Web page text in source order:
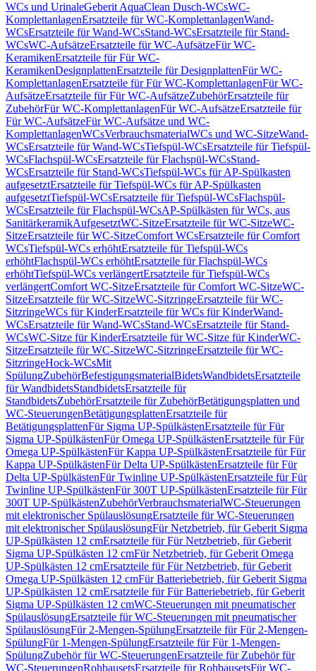
WCs und UrinaleGeberit AquaClean Dusch-WCsWC-
KomplettanlagenErsatzteile für WC-KomplettanlagenWand-
WCsErsatzteile für Wand-WCsStand-WCsErsatzteile für Stand-
WCsWC-AufsätzeErsatzteile für WC-AufsätzeFür WC-
KeramikenErsatzteile für Für WC-
KeramikenDesignplattenErsatzteile für DesignplattenFür WC-
KomplettanlagenErsatzteile für Für WC-KomplettanlagenFür WC-
AufsätzeErsatzteile für Für WC-AufsätzeZubehörErsatzteile für
ZubehörFür WC-KomplettanlagenFür WC-AufsätzeErsatzteile für
Für WC-AufsätzeFür WC-Aufsätze und WC-
KomplettanlagenWCsVerbrauchsmaterialWCs und WC-SitzeWand-
WCsErsatzteile für Wand-WCsTiefspül-WCsErsatzteile für Tiefspül-
WCsFlachspül-WCsErsatzteile für Flachspül-WCsStand-
WCsErsatzteile für Stand-WCsTiefspül-WCs für AP-Spülkasten
aufgesetztErsatzteile für Tiefspül-WCs für AP-Spülkasten
aufgesetztTiefspül-WCsErsatzteile für Tiefspül-WCsFlachspül-
WCsErsatzteile für Flachspül-WCsAP-Spülkästen für WCs, aus
SanitärkeramikAufgesetztWC-SitzeErsatzteile für WC-SitzeWC-
SitzeErsatzteile für WC-SitzeComfort WCsErsatzteile für Comfort
WCsTiefspül-WCs erhöhtErsatzteile für Tiefspül-WCs
erhöhtFlachspül-WCs erhöhtErsatzteile für Flachspül-WCs
erhöhtTiefspül-WCs verlängertErsatzteile für Tiefspül-WCs
verlängertComfort WC-SitzeErsatzteile für Comfort WC-SitzeWC-
SitzeErsatzteile für WC-SitzeWC-SitzringeErsatzteile für WC-
SitzringeWCs für KinderErsatzteile für WCs für KinderWand-
WCsErsatzteile für Wand-WCsStand-WCsErsatzteile für Stand-
WCsWC-Sitze für KinderErsatzteile für WC-Sitze für KinderWC-
SitzeErsatzteile für WC-SitzeWC-SitzringeErsatzteile für WC-
SitzringeHock-WCsMit
SpülungZubehörBefestigungsmaterialBidetsWandbidetsErsatzteile
für WandbidetsStandbidetsErsatzteile für
StandbidetsZubehörErsatzteile für ZubehörBetätigungsplatten und
WC-SteuerungenBetätigungsplattenErsatzteile für
BetätigungsplattenFür Sigma UP-SpülkästenErsatzteile für Für
Sigma UP-SpülkästenFür Omega UP-SpülkästenErsatzteile für Für
Omega UP-SpülkästenFür Kappa UP-SpülkästenErsatzteile für Für
Kappa UP-SpülkästenFür Delta UP-SpülkästenErsatzteile für Für
Delta UP-SpülkästenFür Twinline UP-SpülkästenErsatzteile für Für
Twinline UP-SpülkästenFür 300T UP-SpülkästenErsatzteile für Für
300T UP-SpülkästenZubehörVerbrauchsmaterialWC-Steuerungen
mit elektronischer SpülauslösungErsatzteile für WC-Steuerungen
mit elektronischer SpülauslösungFür Netzbetrieb, für Geberit Sigma
UP-Spülkästen 12 cmErsatzteile für Für Netzbetrieb, für Geberit
Sigma UP-Spülkästen 12 cmFür Netzbetrieb, für Geberit Omega
UP-Spülkästen 12 cmErsatzteile für Für Netzbetrieb, für Geberit
Omega UP-Spülkästen 12 cmFür Batteriebetrieb, für Geberit Sigma
UP-Spülkästen 12 cmErsatzteile für Für Batteriebetrieb, für Geberit
Sigma UP-Spülkästen 12 cmWC-Steuerungen mit pneumatischer
SpülauslösungErsatzteile für WC-Steuerungen mit pneumatischer
SpülauslösungFür 2-Mengen-SpülungErsatzteile für Für 2-Mengen-
SpülungFür 1-Mengen-SpülungErsatzteile für Für 1-Mengen-
SpülungZubehör für WC-SteuerungenErsatzteile für Zubehör für
WC-SteuerungenRohbausetsErsatzteile für RohbausetsFür WC-